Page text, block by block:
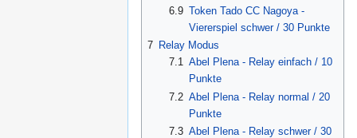
6.9 Token Tado CC Nagoya -
Viererspiel schwer / 30 Punkte
7 Relay Modus
7.1 Abel Plena - Relay einfach / 10
Punkte
7.2 Abel Plena - Relay normal / 20
Punkte
7.3 Abel Plena - Relay schwer / 30